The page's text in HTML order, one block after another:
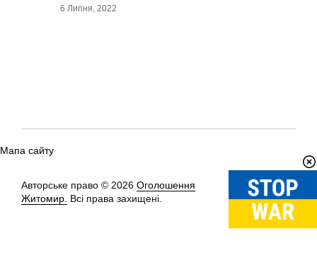
6 Липня, 2022
Мапа сайту
Авторське право © 2026 Оголошення
Житомир. Всі права захищені.
Вгору↑